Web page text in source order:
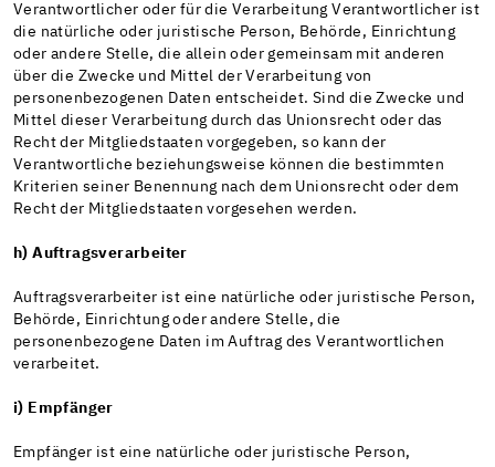
Verantwortlicher oder für die Verarbeitung Verantwortlicher ist
die natürliche oder juristische Person, Behörde, Einrichtung
oder andere Stelle, die allein oder gemeinsam mit anderen
über die Zwecke und Mittel der Verarbeitung von
personenbezogenen Daten entscheidet. Sind die Zwecke und
Mittel dieser Verarbeitung durch das Unionsrecht oder das
Recht der Mitgliedstaaten vorgegeben, so kann der
Verantwortliche beziehungsweise können die bestimmten
Kriterien seiner Benennung nach dem Unionsrecht oder dem
Recht der Mitgliedstaaten vorgesehen werden.
h) Auftragsverarbeiter
Auftragsverarbeiter ist eine natürliche oder juristische Person,
Behörde, Einrichtung oder andere Stelle, die
personenbezogene Daten im Auftrag des Verantwortlichen
verarbeitet.
i) Empfänger
Empfänger ist eine natürliche oder juristische Person,